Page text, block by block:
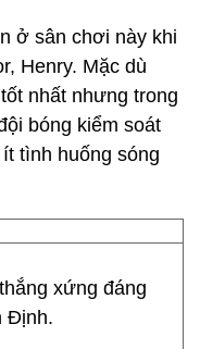
ở sân chơi này khi
Henry. Mặc dù
nhất nhưng trong
bóng kiểm soát
tình huống sóng
xứng đáng
Định.